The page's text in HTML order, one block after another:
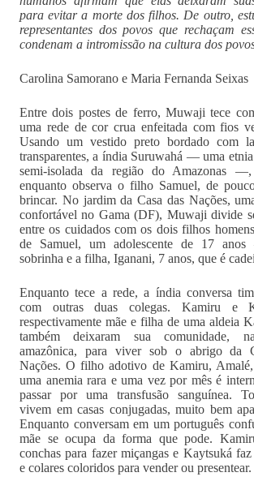
para evitar a morte dos filhos. De outro,
representantes dos povos que rechaçam
condenam a intromissão na cultura dos
Carolina Samorano e Maria Fernanda Seixas
Entre dois postes de ferro, Muwaji tece
uma rede de cor crua enfeitada com fios
Usando um vestido preto bordado com
transparentes, a índia Suruwahá — uma
semi-isolada da região do Amazonas —,
enquanto observa o filho Samuel, de
brincar. No jardim da Casa das Nações,
confortável no Gama (DF), Muwaji divide
entre os cuidados com os dois filhos
de Samuel, um adolescente de 17
sobrinha e a filha, Iganani, 7 anos, que é
Enquanto tece a rede, a índia conversa
com outras duas colegas. Kamiru e
respectivamente mãe e filha de uma aldeia
também deixaram sua comunidade,
amazônica, para viver sob o abrigo da
Nações. O filho adotivo de Kamiru,
uma anemia rara e uma vez por mês é
passar por uma transfusão sanguínea.
vivem em casas conjugadas, muito bem
Enquanto conversam em um português
mãe se ocupa da forma que pode.
conchas para fazer miçangas e Kaytsuká faz
e colares coloridos para vender ou presentear.